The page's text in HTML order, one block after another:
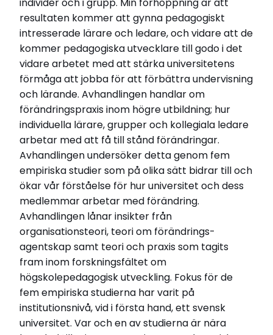
in higher education.
Relaterade länkar
Läs Skolportens intervju med Cormac McGrath
Läs hela avhandlingen (pdf)
resultaten kommer att gynna pedagogiskt
intresserade lärare och ledare, och vidare att de
kommer pedagogiska utvecklare till godo i det
vidare arbetet med att stärka universitetens
förmåga att jobba för att förbättra undervisning
och lärande. Avhandlingen handlar om
förändringspraxis inom högre utbildning; hur
individuella lärare, grupper och kollegiala ledare
arbetar med att få till stånd förändringar.
Avhandlingen undersöker detta genom fem
empiriska studier som på olika sätt bidrar till och
ökar vår förståelse för hur universitet och dess
medlemmar arbetar med förändring.
Avhandlingen lånar insikter från
organisationsteori, teori om förändrings-
agentskap samt teori och praxis som tagits
fram inom forskningsfältet om
högskolepedagogisk utveckling. Fokus för de
fem empiriska studierna har varit på
institutionsnivå, vid i första hand, ett svensk
universitet. Var och en av studierna är nära